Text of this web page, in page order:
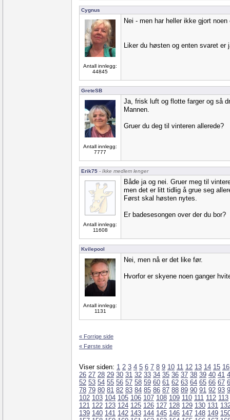
Cygnus
Antall innlegg:
44845
Nei - men har heller ikke gjort noen
Liker du høsten og enten svaret er
GreteSB
Antall innlegg:
7777
Ja, frisk luft og flotte farger og så
Mannen.
Gruer du deg til vinteren allerede?
Erik75 - Ikke medlem lenger
Antall innlegg:
11608
Både ja og nei. Gruer meg til
men det er litt tidlig å grue seg
Først skal høsten nytes.
Er badesesongen over der du bor?
Kvilepool
Antall innlegg:
1131
Nei, men nå er det like før.
Hvorfor er skyene noen ganger
« Forrige side
« Første side
Viser siden: 1 2 3 4 5 6 7 8 9 10 11 12 13 14 15 16
26 27 28 29 30 31 32 33 34 35 36 37 38 39 40 41
52 53 54 55 56 57 58 59 60 61 62 63 64 65 66 67
78 79 80 81 82 83 84 85 86 87 88 89 90 91 92 93
102 103 104 105 106 107 108 109 110 111 112 113
121 122 123 124 125 126 127 128 129 130 131
139 140 141 142 143 144 145 146 147 148 149